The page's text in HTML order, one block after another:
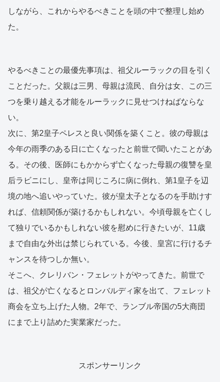
しながら、これからやるべきことを頭の中で整理し始め
た。
やるべきことの最優先事項は、祖父ルーラックの目を引く
ことだった。父親は三男、母親は流民、自分は女、この三
つを乗り越える才能をルーラックに見せつけねばならな
い。
次に、第2皇子ペレスと良い関係を築くこと。彼の母親は
今年の雨季のある日に亡くなったと前世で聞いたことがあ
る。その後、医師にもかからず亡くなった母親の復讐を皇
后ラビニにし、皇帝は同じころに病に倒れ、第1皇子を辺
境の地へ追いやっていた。彼が皇太子となるのを手助けす
れば、信頼関係が築けるかもしれない。今頃母親を亡くし
て独りでいるかもしれない彼を慰めに行きたいが、11歳
まで自由な外出は禁じられている。今後、皇宮に行けるチ
ャンスを待つしか無い。
そこへ、クレリバン・フェレットがやってきた。前世で
は、祖父が亡くなるとロンバルディ家を出て、フェレット
商会を立ち上げた人物。2年で、ランブル帝国の5大商団
にまで上り詰めた実業家だった。
スポンサーリンク